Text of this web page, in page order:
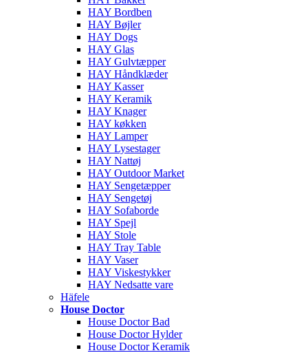
HAY Bordben
HAY Bøjler
HAY Dogs
HAY Glas
HAY Gulvtæpper
HAY Håndklæder
HAY Kasser
HAY Keramik
HAY Knager
HAY køkken
HAY Lamper
HAY Lysestager
HAY Nattøj
HAY Outdoor Market
HAY Sengetæpper
HAY Sengetøj
HAY Sofaborde
HAY Spejl
HAY Stole
HAY Tray Table
HAY Vaser
HAY Viskestykker
HAY Nedsatte vare
Häfele
House Doctor
House Doctor Bad
House Doctor Hylder
House Doctor Keramik